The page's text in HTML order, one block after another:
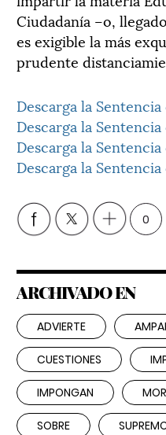
Ciudadanía –o,
es exigible la más
prudente
Descarga la
Descarga la
Descarga la
Descarga la
0
ARCHIVADO EN
ADVIERTE
CUESTIONES
IMPONGAN
SOBRE